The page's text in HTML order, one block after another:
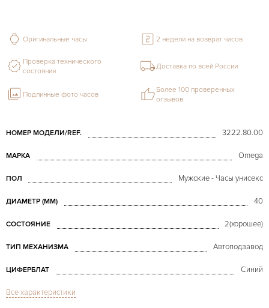
НОМЕР МОДЕЛИ/REF. 3222.80.00
МАРКА Omega
ПОЛ Мужские - Часы унисекс
ДИАМЕТР (MM) 40
СОСТОЯНИЕ 2(хорошее)
ТИП МЕХАНИЗМА Автоподзавод
ЦИФЕРБЛАТ Синий
СТЕКЛО
Все характеристики
Оригинальные часы 2 недели на возврат часов
Проверка технического
состояния
Доставка по всей России
Подлинные фото часов
Более 100 проверенных
отзывов